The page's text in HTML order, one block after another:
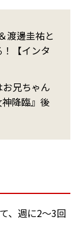
渡邊圭祐と
【インタ
兄ちゃん
降臨』後
、週に2～3回